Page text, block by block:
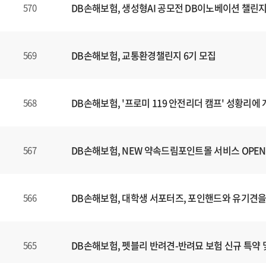
570 DB손해보험, 생성형AI 공모전 DB이노베이션 챌린
569 DB손해보험, 교통환경챌린지 6기 모집
568 DB손해보험, '프로미 119 안전리더 캠프' 성황리에
567 DB손해보험, NEW 약속드림포인트몰 서비스 OPEN
566 DB손해보험, 대학생 서포터즈, 포인핸드와 유기견
565 DB손해보험, 펫블리 반려견-반려묘 보험 신규 특약